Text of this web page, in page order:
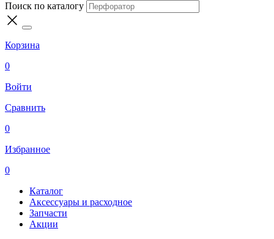
Поиск по каталогу
Корзина
0
Войти
Сравнить
0
Избранное
0
Каталог
Аксессуары и расходное
Запчасти
Акции